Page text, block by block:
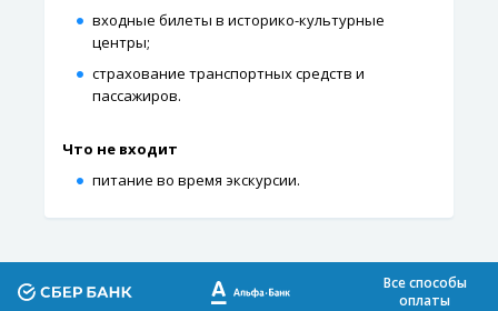
входные билеты в историко-культурные
центры;
страхование транспортных средств и
пассажиров.
Что не входит
питание во время экскурсии.
Все способы
оплаты